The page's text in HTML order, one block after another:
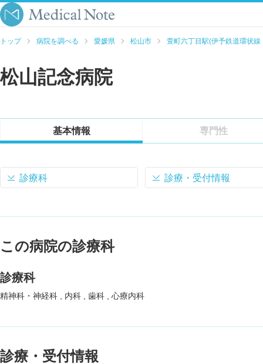
トップ 病院を調べる 愛媛県 松山市 萱町六丁目駅(伊予鉄道環状線
松山記念病院
基本情報 専門性
診療科 診療・受付情報
この病院の診療科
診療科
精神科・神経科 内科 歯科 心療内科
診療・受付情報